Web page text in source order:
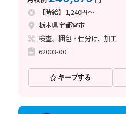
【時給】1,240円～
栃木県宇都宮市
検査、梱包・仕分け、加工
62003-00
キープする